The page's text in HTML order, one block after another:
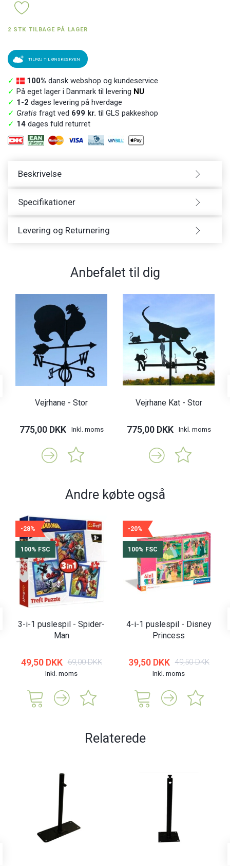
2 STK TILBAGE PÅ LAGER
TILFØJ TIL ØNSKESKYEN
✓ 100% dansk webshop og kundeservice
✓ På eget lager i Danmark til levering NU
✓ 1-2 dages levering på hverdage
✓ Gratis fragt ved 699 kr. til GLS pakkeshop
✓ 14 dages fuld returret
Beskrivelse
Specifikationer
Levering og Returnering
Anbefalet til dig
Vejrhane - Stor
775,00 DKK Inkl. moms
Vejrhane Kat - Stor
775,00 DKK Inkl. moms
Andre købte også
-28%
100% FSC
3-i-1 puslespil - Spider-
Man
49,50 DKK 69,00 DKK
Inkl. moms
-20%
100% FSC
4-i-1 puslespil - Disney
Princess
39,50 DKK 49,50 DKK
Inkl. moms
Relaterede